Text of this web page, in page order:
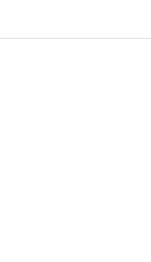
konten